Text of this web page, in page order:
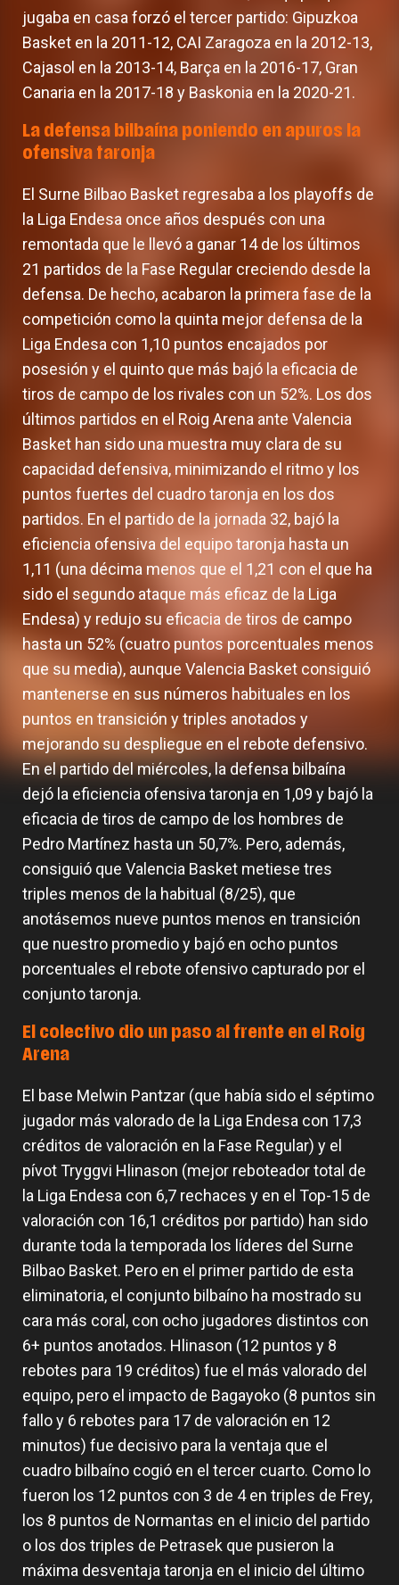
jugaba en casa forzó el tercer partido: Gipuzkoa
Basket en la 2011-12, CAI Zaragoza en la 2012-13,
Cajasol en la 2013-14, Barça en la 2016-17, Gran
Canaria en la 2017-18 y Baskonia en la 2020-21.
La defensa bilbaína poniendo en apuros la
ofensiva taronja
El Surne Bilbao Basket regresaba a los playoffs de
la Liga Endesa once años después con una
remontada que le llevó a ganar 14 de los últimos
21 partidos de la Fase Regular creciendo desde la
defensa. De hecho, acabaron la primera fase de la
competición como la quinta mejor defensa de la
Liga Endesa con 1,10 puntos encajados por
posesión y el quinto que más bajó la eficacia de
tiros de campo de los rivales con un 52%. Los dos
últimos partidos en el Roig Arena ante Valencia
Basket han sido una muestra muy clara de su
capacidad defensiva, minimizando el ritmo y los
puntos fuertes del cuadro taronja en los dos
partidos. En el partido de la jornada 32, bajó la
eficiencia ofensiva del equipo taronja hasta un
1,11 (una décima menos que el 1,21 con el que ha
sido el segundo ataque más eficaz de la Liga
Endesa) y redujo su eficacia de tiros de campo
hasta un 52% (cuatro puntos porcentuales menos
que su media), aunque Valencia Basket consiguió
mantenerse en sus números habituales en los
puntos en transición y triples anotados y
mejorando su despliegue en el rebote defensivo.
En el partido del miércoles, la defensa bilbaína
dejó la eficiencia ofensiva taronja en 1,09 y bajó la
eficacia de tiros de campo de los hombres de
Pedro Martínez hasta un 50,7%. Pero, además,
consiguió que Valencia Basket metiese tres
triples menos de la habitual (8/25), que
anotásemos nueve puntos menos en transición
que nuestro promedio y bajó en ocho puntos
porcentuales el rebote ofensivo capturado por el
conjunto taronja.
El colectivo dio un paso al frente en el Roig
Arena
El base Melwin Pantzar (que había sido el séptimo
jugador más valorado de la Liga Endesa con 17,3
créditos de valoración en la Fase Regular) y el
pívot Tryggvi Hlinason (mejor reboteador total de
la Liga Endesa con 6,7 rechaces y en el Top-15 de
valoración con 16,1 créditos por partido) han sido
durante toda la temporada los líderes del Surne
Bilbao Basket. Pero en el primer partido de esta
eliminatoria, el conjunto bilbaíno ha mostrado su
cara más coral, con ocho jugadores distintos con
6+ puntos anotados. Hlinason (12 puntos y 8
rebotes para 19 créditos) fue el más valorado del
equipo, pero el impacto de Bagayoko (8 puntos sin
fallo y 6 rebotes para 17 de valoración en 12
minutos) fue decisivo para la ventaja que el
cuadro bilbaíno cogió en el tercer cuarto. Como lo
fueron los 12 puntos con 3 de 4 en triples de Frey,
los 8 puntos de Normantas en el inicio del partido
o los dos triples de Petrasek que pusieron la
máxima desventaja taronja en el inicio del último